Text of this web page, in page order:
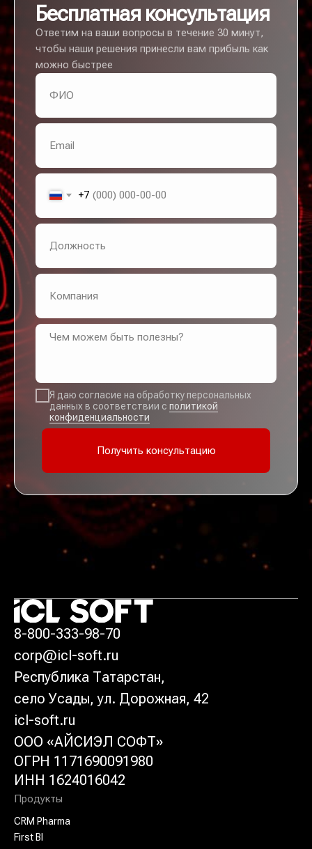
Бесплатная консультация
Ответим на ваши вопросы в течение 30 минут,
чтобы наши решения принесли вам прибыль как
можно быстрее
+7
Я даю согласие на обработку персональных
данных в соответствии с политикой
конфиденциальности
Получить консультацию
8-800-333-98-70
corp@icl-soft.ru
Республика Татарстан,
село Усады, ул. Дорожная, 42
icl-soft.ru
ООО «АЙСИЭЛ СОФТ»
ОГРН 1171690091980
ИНН 1624016042
Продукты
CRM Pharma
First BI